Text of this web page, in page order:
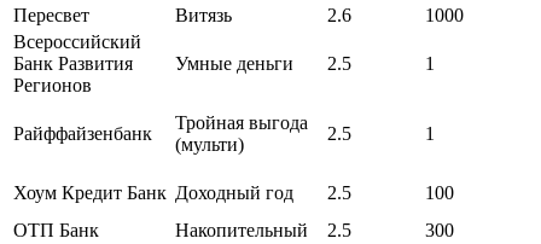
Пересвет
Витязь 2.6
1000
Всероссийский
Банк Развития
Регионов
Умные деньги 2.5 1
Райффайзенбанк
Тройная выгода
(мульти)
2.5 1
Хоум Кредит Банк Доходный год 2.5
100
ОТП Банк
Накопительный 2.5
300